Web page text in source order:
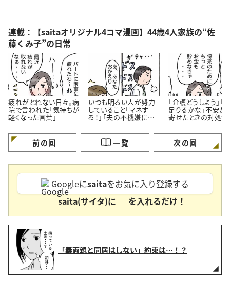
連載：【saitaオリジナル4コマ漫画】44歳4人家族の“佐
藤くみ子”の日常
疲れがとれない日々。病
院で言われた「気持ちが
軽くなった言葉」
いつも明るい人が努力
していること「マネす
る！」「夫の不機嫌に振
漫画＞
「介護どうしよう」「
足りるかな」不安が
寄せたときの対処
前の回 一覧 次の回
Googleにsaitaをお気に入り登録する
saita(サイタ)に
を入れるだけ！
「義両親と同居はしない」約束は…！？